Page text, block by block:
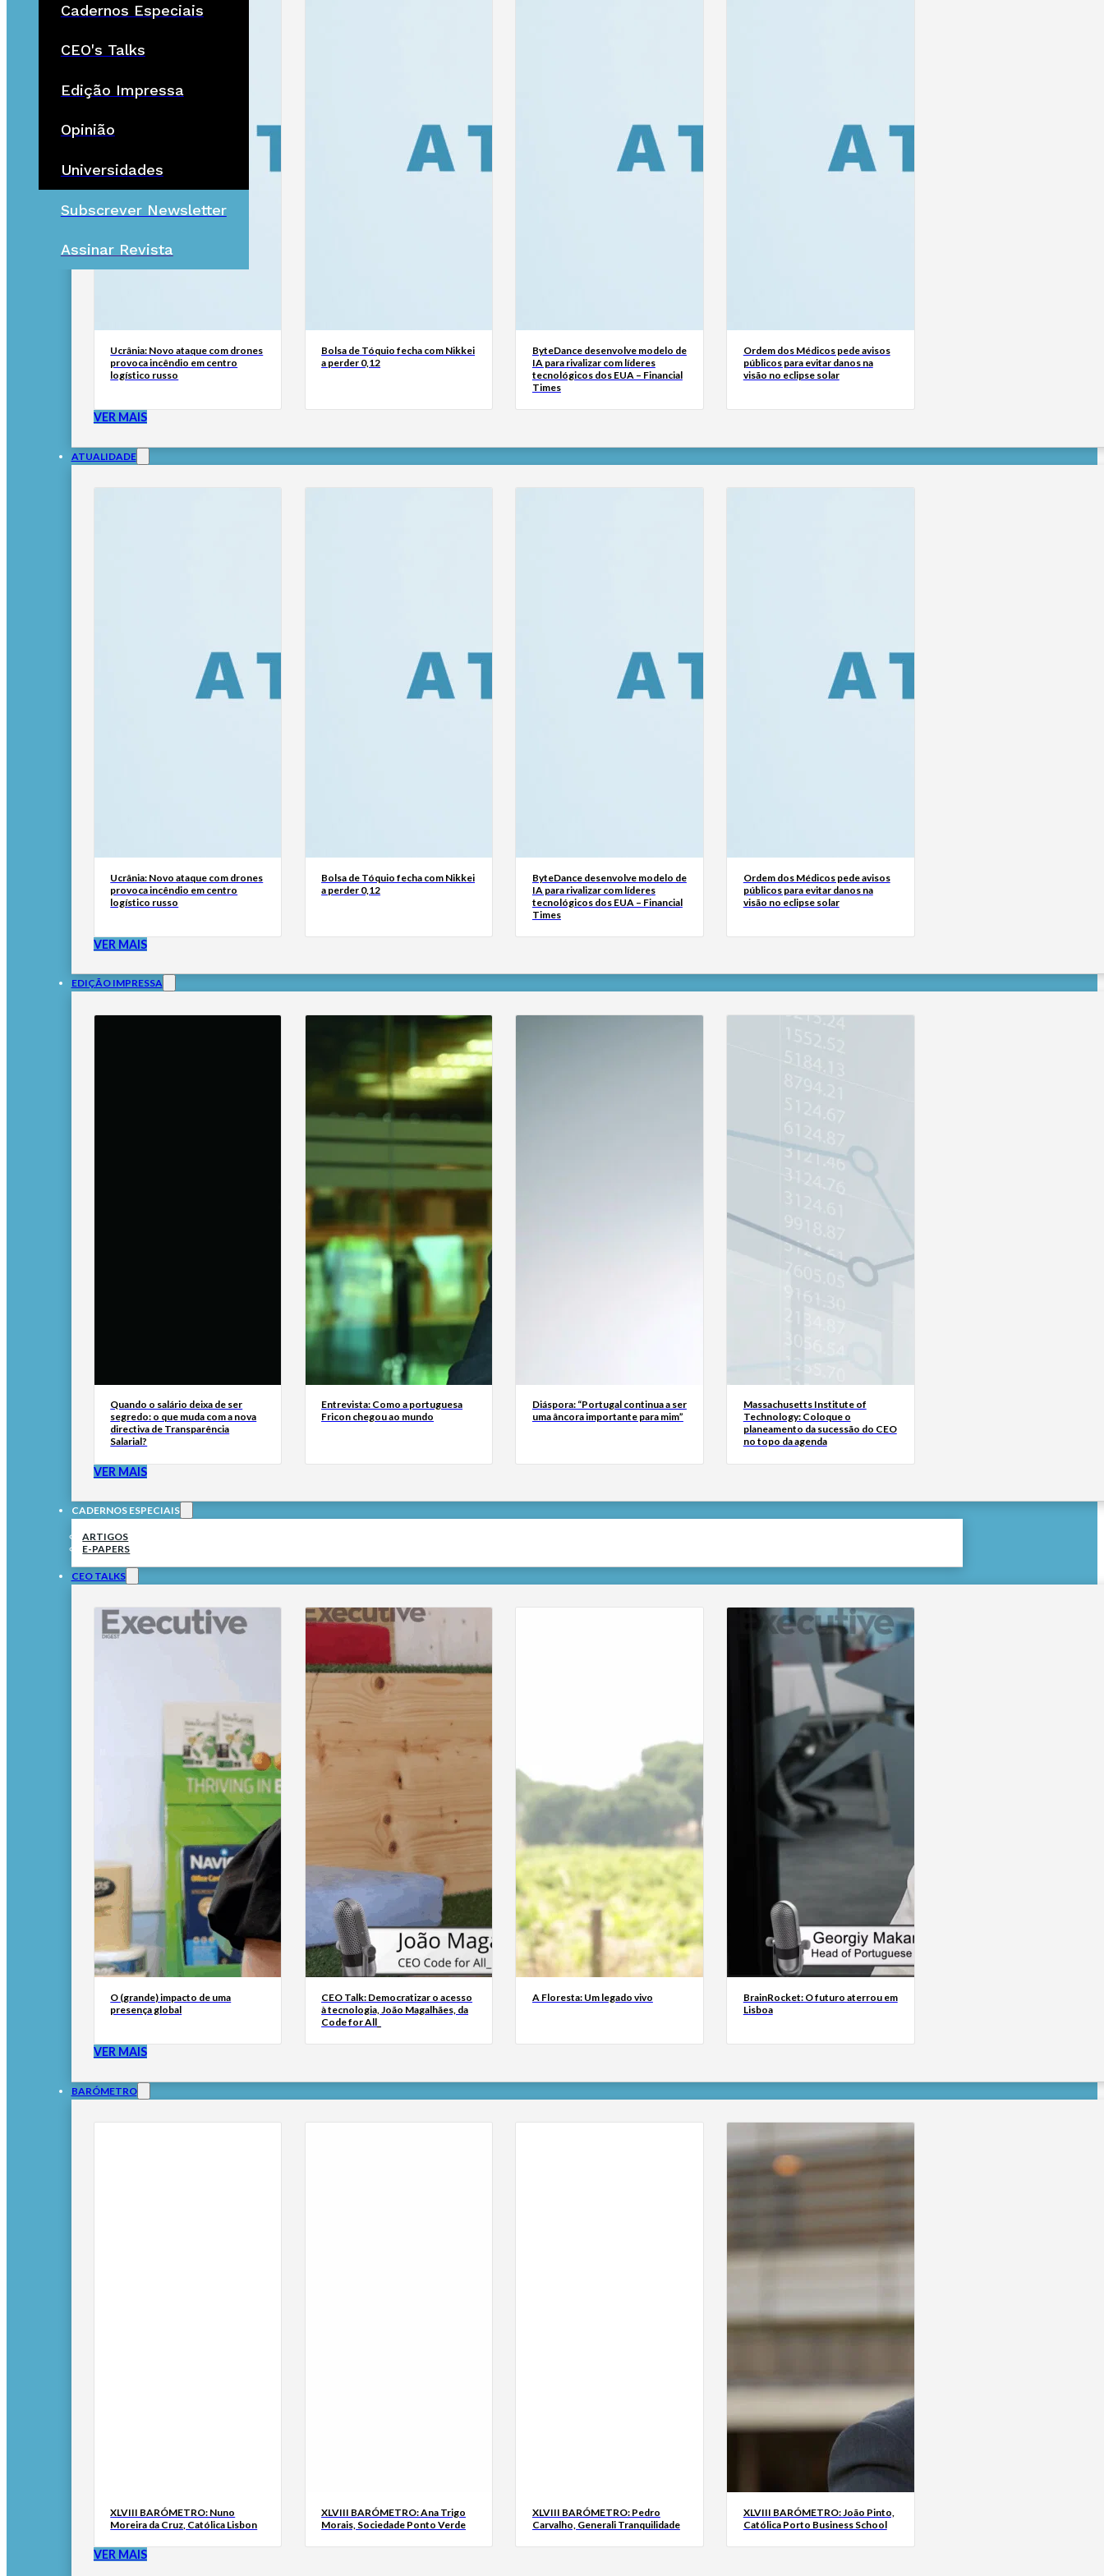
Cadernos Especiais
CEO's Talks
Edição Impressa
Opinião
Universidades
Subscrever Newsletter
Assinar Revista
Ucrânia: Novo ataque com drones
provoca incêndio em centro
logístico russo
Bolsa de Tóquio fecha com Nikkei
a perder 0,12
ByteDance desenvolve modelo de
IA para rivalizar com líderes
tecnológicos dos EUA – Financial
Times
Ordem dos Médicos pede avisos
públicos para evitar danos na
visão no eclipse solar
VER MAIS
ATUALIDADE
Ucrânia: Novo ataque com drones
provoca incêndio em centro
logístico russo
Bolsa de Tóquio fecha com Nikkei
a perder 0,12
ByteDance desenvolve modelo de
IA para rivalizar com líderes
tecnológicos dos EUA – Financial
Times
Ordem dos Médicos pede avisos
públicos para evitar danos na
visão no eclipse solar
VER MAIS
EDIÇÃO IMPRESSA
Quando o salário deixa de ser
segredo: o que muda com a nova
directiva de Transparência
Salarial?
Entrevista: Como a portuguesa
Fricon chegou ao mundo
Diáspora: “Portugal continua a ser
uma âncora importante para mim”
Massachusetts Institute of
Technology: Coloque o
planeamento da sucessão do CEO
no topo da agenda
VER MAIS
CADERNOS ESPECIAIS
ARTIGOS
E-PAPERS
CEO TALKS
O (grande) impacto de uma
presença global
CEO Talk: Democratizar o acesso
à tecnologia, João Magalhães, da
Code for All_
A Floresta: Um legado vivo
BrainRocket: O futuro aterrou em
Lisboa
VER MAIS
BARÓMETRO
XLVIII BARÓMETRO: Nuno
Moreira da Cruz, Católica Lisbon
XLVIII BARÓMETRO: Ana Trigo
Morais, Sociedade Ponto Verde
XLVIII BARÓMETRO: Pedro
Carvalho, Generali Tranquilidade
XLVIII BARÓMETRO: João Pinto,
Católica Porto Business School
VER MAIS